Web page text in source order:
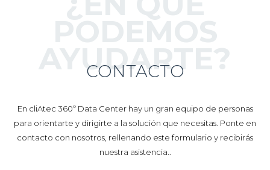
AYUDARTE?
CONTACTO
En cliAtec 360º Data Center hay un gran equipo de personas
para orientarte y dirigirte a la solución que necesitas. Ponte en
contacto con nosotros, rellenando este formulario y recibirás
nuestra asistencia..